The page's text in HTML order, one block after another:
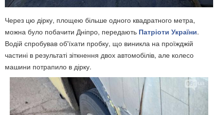
Через цю дірку, площею більше одного квадратного метра,
можна було побачити Дніпро, передають Патріоти України.
Водій спробував об'їхати пробку, що виникла на проїжджій
частині в результаті зіткнення двох автомобілів, але колесо
машини потрапило в дірку.